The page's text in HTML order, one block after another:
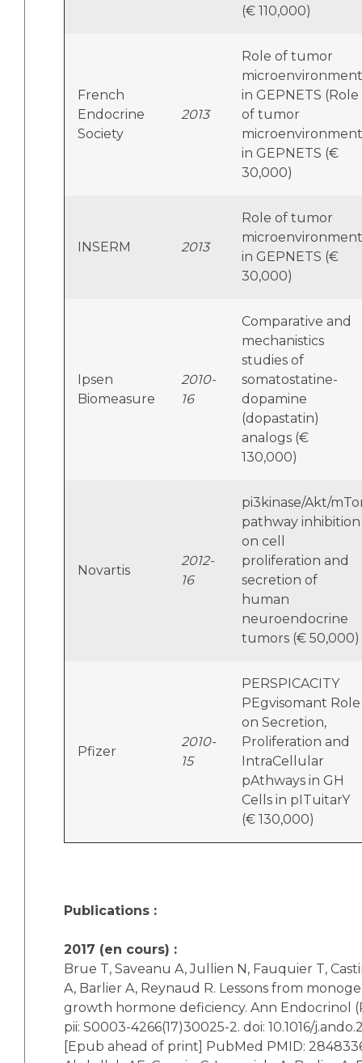
(€ 110,000)
French
Endocrine
Society
2013
Role of tumor
microenvironment
in GEPNETS (Role
of tumor
microenvironment
in GEPNETS (€
30,000)
INSERM 2013
Role of tumor
microenvironment
in GEPNETS (€
30,000)
Ipsen
Biomeasure
2010-
16
Comparative and
mechanistics
studies of
somatostatine-
dopamine
(dopastatin)
analogs (€
130,000)
Novartis
2012-
16
pi3kinase/Akt/
pathway inhibition
on cell
proliferation and
secretion of
human
neuroendocrine
tumors (€ 50,000)
Pfizer
2010-
15
PERSPICACITY
PEgvisomant Role
on Secretion,
Proliferation and
IntraCellular
pAthways in GH
Cells in pITuitarY
(€ 130,000)
Publications :
2017 (en cours) :
Brue T, Saveanu A, Jullien N, Fauquier T,
A, Barlier A, Reynaud R. Lessons from
growth hormone deficiency. Ann Endocrinol
pii: S0003-4266(17)30025-2. doi: 10.1016/
[Epub ahead of print] PubMed PMID: